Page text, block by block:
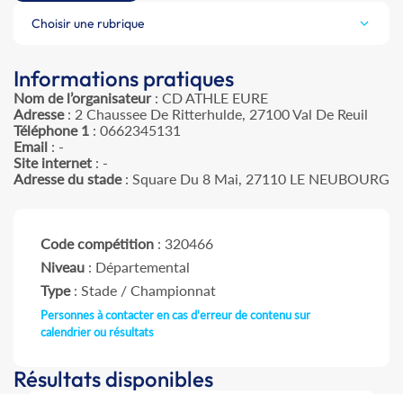
Choisir une rubrique
Informations pratiques
Nom de l’organisateur: CD ATHLE EURE
Adresse: 2 Chaussee De Ritterhulde, 27100 Val De Reuil
Téléphone 1 : 0662345131
Email : -
Site internet : -
Adresse du stade: Square Du 8 Mai, 27110 LE NEUBOURG
Code compétition : 320466
Niveau : Départemental
Type: Stade / Championnat
Personnes à contacter en cas d'erreur de contenu sur
calendrier ou résultats
Résultats disponibles